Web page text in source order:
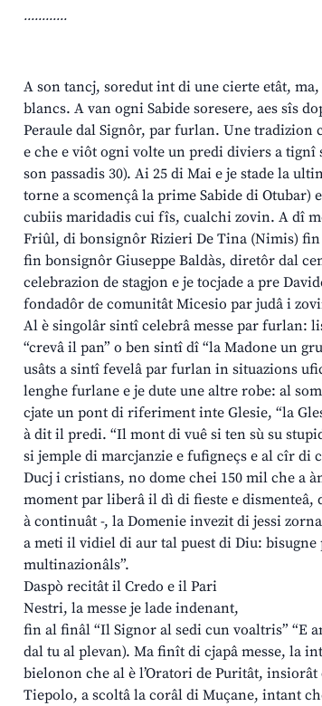
............
A son tancj, soredut int di une cierte etât,
blancs. A van ogni Sabide soresere, aes sîs
Peraule dal Signôr, par furlan. Une tradizion
e che e viôt ogni volte un predi diviers a tignî
son passadis 30). Ai 25 di Mai e je stade la
torne a scomençâ la prime Sabide di Otubar)
cubiis maridadis cui fîs, cualchi zovin. A dî
Friûl, di bonsignôr Rizieri De Tina (Nimis)
fin bonsignôr Giuseppe Baldàs, diretôr dal
celebrazion de stagjon e je tocjade a pre
fondadôr de comunitât Micesio par judâ i
Al è singolâr sintî celebrâ messe par furlan:
“crevâ il pan” o ben sintî dî “la Madone un
usâts a sintî fevelâ par furlan in situazions
lenghe furlane e je dute une altre robe: al
cjate un pont di riferiment inte Glesie, “la
à dit il predi. “Il mont di vuê si ten sù su
si jemple di marcjanzie e fufigneçs e al cîr di
Ducj i cristians, no dome chei 150 mil che a
moment par liberâ il dì di fieste e dismenteâ,
à continuât -, la Domenie invezit di jessi
a meti il vidiel di aur tal puest di Diu:
multinazionâls”.
Daspò recitât il Credo e il Pari
Nestri, la messe je lade indenant,
fin al finâl “Il Signor al sedi cun voaltris” “E
dal tu al plevan). Ma finît di cjapâ messe, la
bielonon che al è l’Oratori de Puritât,
Tiepolo, a scoltâ la corâl di Muçane, intant